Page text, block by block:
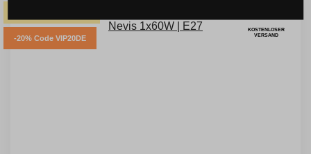
-20% Code VIP20DE
KOSTENLOSER
VERSAND